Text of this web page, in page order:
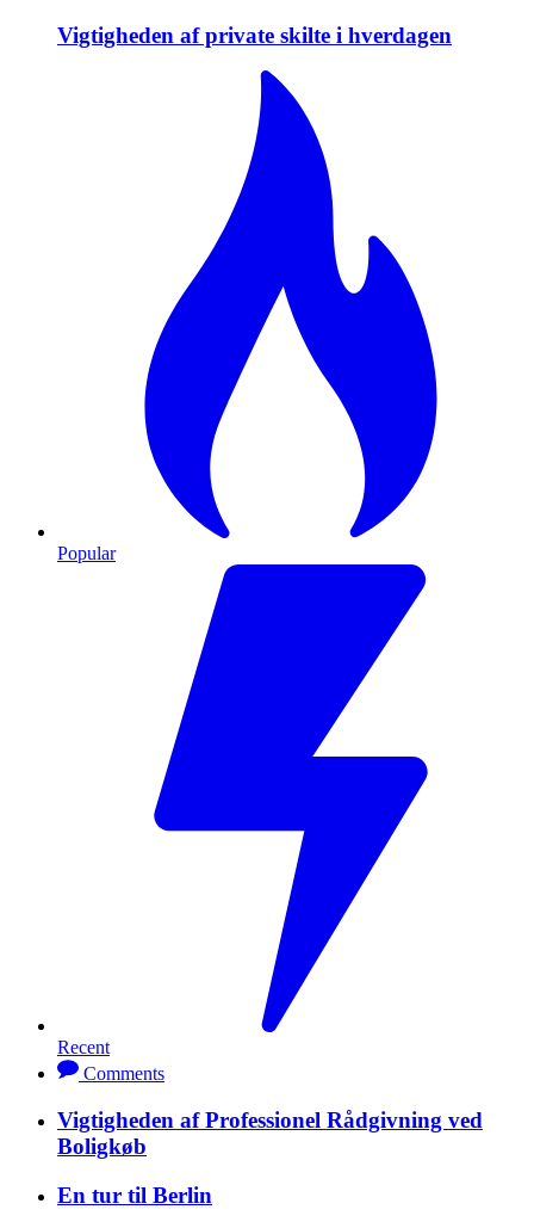
Vigtigheden af private skilte i hverdagen
Popular
Recent
Comments
Vigtigheden af Professionel Rådgivning ved
Boligkøb
En tur til Berlin